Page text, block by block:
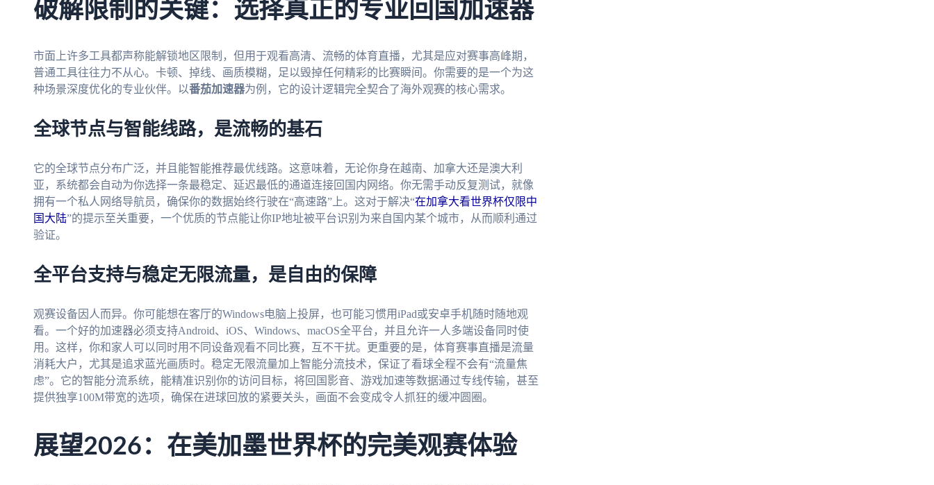
破解限制的关键：选择真正的专业回国加速器
市面上许多工具都声称能解锁地区限制，但用于观看高清、流畅的体育直播，尤其是应对赛事高峰期，
普通工具往往力不从心。卡顿、掉线、画质模糊，足以毁掉任何精彩的比赛瞬间。你需要的是一个为这
种场景深度优化的专业伙伴。以番茄加速器为例，它的设计逻辑完全契合了海外观赛的核心需求。
全球节点与智能线路，是流畅的基石
它的全球节点分布广泛，并且能智能推荐最优线路。这意味着，无论你身在越南、加拿大还是澳大利
亚，系统都会自动为你选择一条最稳定、延迟最低的通道连接回国内网络。你无需手动反复测试，就像
拥有一个私人网络导航员，确保你的数据始终行驶在“高速路”上。这对于解决“在加拿大看世界杯仅限中
国大陆”的提示至关重要，一个优质的节点能让你IP地址被平台识别为来自国内某个城市，从而顺利通过
验证。
全平台支持与稳定无限流量，是自由的保障
观赛设备因人而异。你可能想在客厅的Windows电脑上投屏，也可能习惯用iPad或安卓手机随时随地观
看。一个好的加速器必须支持Android、iOS、Windows、macOS全平台，并且允许一人多端设备同时使
用。这样，你和家人可以同时用不同设备观看不同比赛，互不干扰。更重要的是，体育赛事直播是流量
消耗大户，尤其是追求蓝光画质时。稳定无限流量加上智能分流技术，保证了看球全程不会有“流量焦
虑”。它的智能分流系统，能精准识别你的访问目标，将回国影音、游戏加速等数据通过专线传输，甚至
提供独享100M带宽的选项，确保在进球回放的紧要关头，画面不会变成令人抓狂的缓冲圆圈。
展望2026：在美加墨世界杯的完美观赛体验